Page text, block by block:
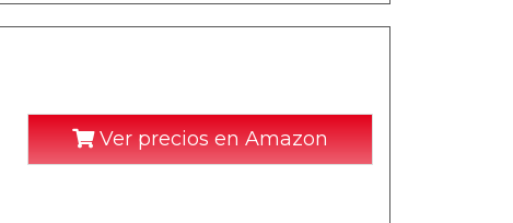
Ver precios en Amazon